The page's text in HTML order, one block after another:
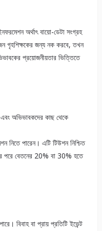
অর্থাৎ বায়ো-ডেটা সংগ্রহ
গৃহশিক্ষকের জন্য নক করবে, তখন
প্রয়োজনীয়তার ভিত্তিতে
অভিভাবকদের কাছ থেকে
নিতে পারেন। এটি টিউশন নিশ্চিত
পরে বেতনের 20% বা 30% হতে
বিবাহ বা প্রায় প্রতিটি ইভেন্ট